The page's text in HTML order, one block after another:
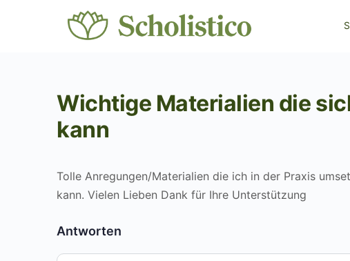
Wichtige Materialien die
kann
Tolle Anregungen/Materialien die ich in der Praxis
kann. Vielen Lieben Dank für Ihre Unterstützung
Antworten